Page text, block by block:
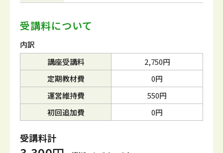
受講料について
内訳
講座受講料
2,750円
定期教材費
0円
運営維持費
550円
初回追加費
0円
受講料計